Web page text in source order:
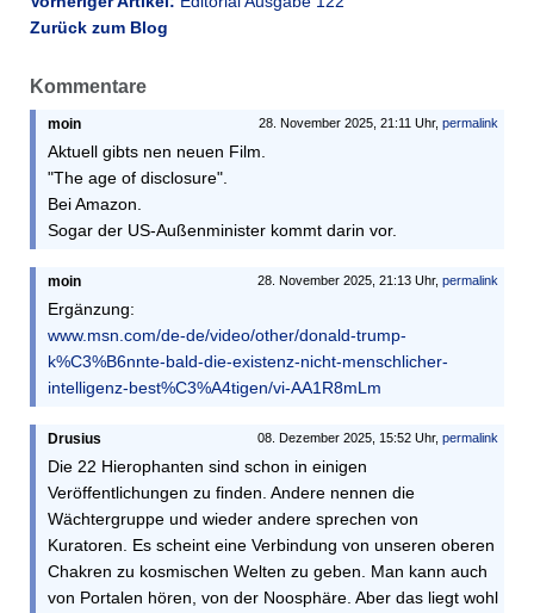
Zurück zum Blog
Kommentare
28. November 2025, 21:11 Uhr, permalink
moin
Aktuell gibts nen neuen Film.
"The age of disclosure".
Bei Amazon.
Sogar der US-Außenminister kommt darin vor.
28. November 2025, 21:13 Uhr, permalink
moin
Ergänzung:
www.msn.com/de-de/video/other/donald-trump-
k%C3%B6nnte-bald-die-existenz-nicht-menschlicher-
intelligenz-best%C3%A4tigen/vi-AA1R8mLm
08. Dezember 2025, 15:52 Uhr, permalink
Drusius
Die 22 Hierophanten sind schon in einigen
Veröffentlichungen zu finden. Andere nennen die
Wächtergruppe und wieder andere sprechen von
Kuratoren. Es scheint eine Verbindung von unseren oberen
Chakren zu kosmischen Welten zu geben. Man kann auch
von Portalen hören, von der Noosphäre. Aber das liegt wohl